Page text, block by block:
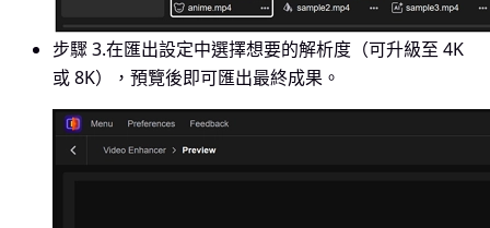
步驟 3.在匯出設定中選擇想要的解析度（可升級至 4K
或 8K），預覽後即可匯出最終成果。